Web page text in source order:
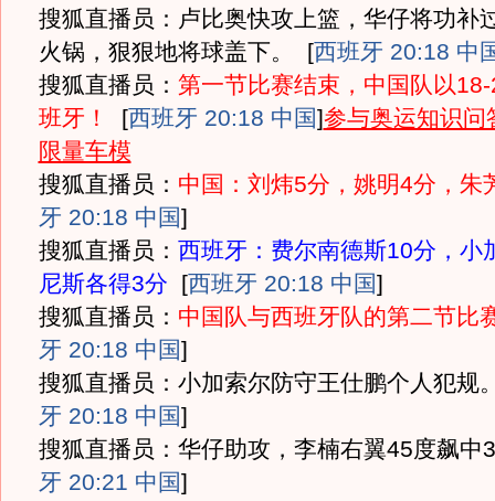
搜狐直播员：卢比奥快攻上篮，华仔将功补
火锅，狠狠地将球盖下。
[西班牙 20:18 中
搜狐直播员： 第一节比赛结束，中国队以
班牙！
[西班牙 20:18 中国]参与奥运知识问
限量车模
搜狐直播员： 中国：刘炜5分，姚明4分，朱
牙 20:18 中国]
搜狐直播员： 西班牙：费尔南德斯10分，小
尼斯各得3分 [西班牙 20:18 中国]
搜狐直播员： 中国队与西班牙队的第二节比
牙 20:18 中国]
搜狐直播员：小加索尔防守王仕鹏个人犯规
牙 20:18 中国]
搜狐直播员：华仔助攻，李楠右翼45度飙中
牙 20:21 中国]